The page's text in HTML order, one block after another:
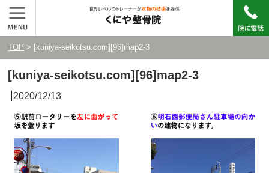
TOP > [kuniya-seikotsu.com][96]map2-3
[kuniya-seikotsu.com][96]map2-3
2020/12/13